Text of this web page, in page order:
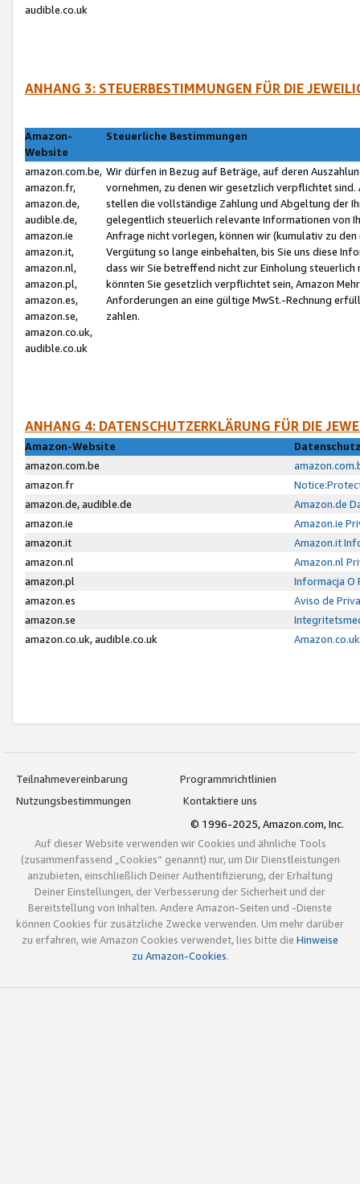
audible.co.uk
ANHANG 3: STEUERBESTIMMUNGEN FÜR DIE
Amazon-
Website
Steuerliche Bestimmungen
amazon.com.be,
amazon.fr,
amazon.de,
audible.de,
amazon.ie
amazon.it,
amazon.nl,
amazon.pl,
amazon.es,
amazon.se,
amazon.co.uk,
audible.co.uk
Wir dürfen in Bezug auf Beträge, auf deren
vornehmen, zu denen wir gesetzlich verpflichtet
stellen die vollständige Zahlung und Abgeltung der
gelegentlich steuerlich relevante Informationen von
Anfrage nicht vorlegen, können wir (kumulativ zu
Vergütung so lange einbehalten, bis Sie uns diese
dass wir Sie betreffend nicht zur Einholung
könnten Sie gesetzlich verpflichtet sein, Amazon
Anforderungen an eine gültige MwSt.-Rechnung
zahlen.
ANHANG 4: DATENSCHUTZERKLÄRUNG FÜR DIE
Amazon-Website
amazon.com.be
amazon.fr
amazon.de, audible.de
Amazon.de
amazon.ie
Amazon.ie
amazon.it
Amazon.it
amazon.nl
Amazon.nl
amazon.pl
Informacja O
amazon.es
Aviso de
amazon.se
amazon.co.uk, audible.co.uk
Teilnahmevereinbarung
Programmrichtlinien
Nutzungsbestimmungen
Kontaktiere uns
© 1996-2025, Amazon.com, Inc.
Auf dieser Website verwenden wir Cookies und ähnliche Tools
(zusammenfassend „Cookies“ genannt) nur, um Dir Dienstleistungen
anzubieten, einschließlich Deiner Authentifizierung, der Erhaltung
Deiner Einstellungen, der Verbesserung der Sicherheit und der
Bereitstellung von Inhalten. Andere Amazon-Seiten und -Dienste
können Cookies für zusätzliche Zwecke verwenden. Um mehr darüber
zu erfahren, wie Amazon Cookies verwendet, lies bitte die Hinweise
zu Amazon-Cookies.